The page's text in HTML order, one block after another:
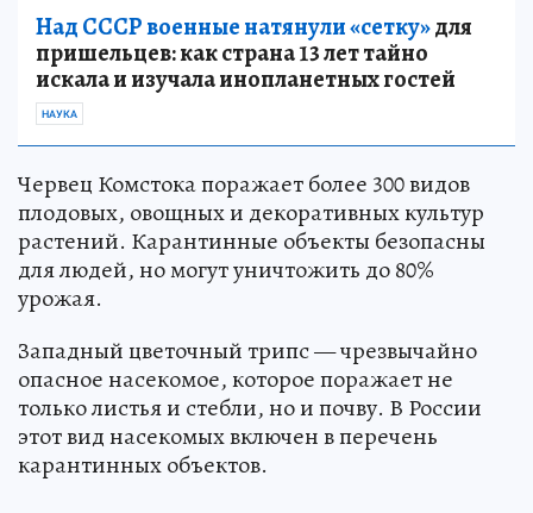
Над СССР военные натянули «сетку»для
пришельцев: как страна 13 лет тайно
искала и изучала инопланетных гостей
НАУКА
Червец Комстока поражает более 300 видов
плодовых, овощных и декоративных культур
растений. Карантинные объекты безопасны
для людей, но могут уничтожить до 80%
урожая.
Западный цветочный трипс — чрезвычайно
опасное насекомое, которое поражает не
только листья и стебли, но и почву. В России
этот вид насекомых включен в перечень
карантинных объектов.